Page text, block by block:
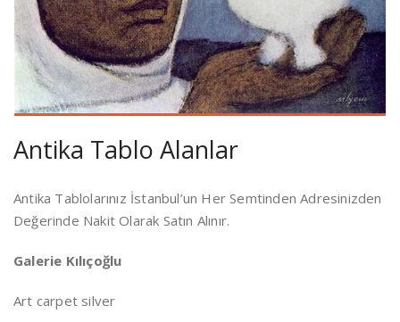
Antika Tablo Alanlar
Antika Tablolarınız İstanbul’un Her Semtinden Adresinizden
Değerinde Nakit Olarak Satın Alınır.
Galerie Kılıçoğlu
Art carpet silver